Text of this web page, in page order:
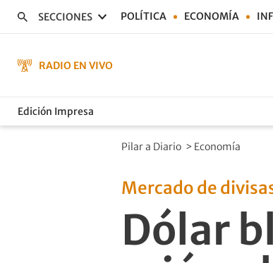
SECCIONES POLÍTICA ECONOMÍA
RADIO EN VIVO
Edición Impresa
Pilar a Diario > Economía
Mercado de
Dólar